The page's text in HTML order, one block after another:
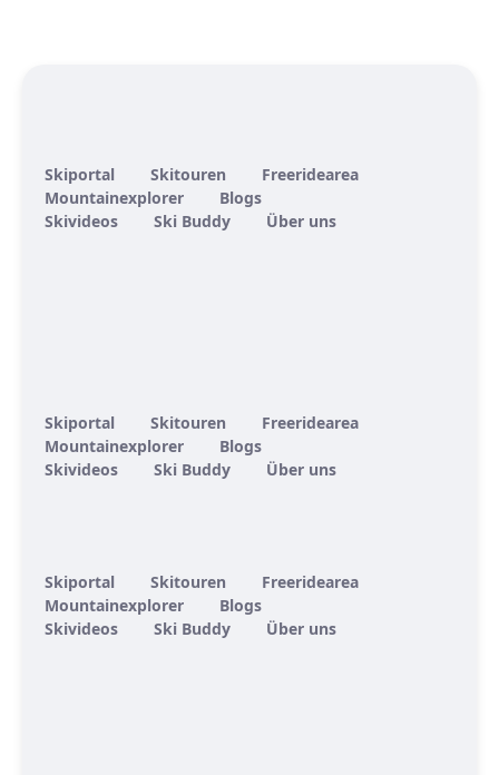
Skiportal Skitouren
Freeridearea
Mountainexplorer
Blogs
Skivideos
Ski Buddy Über uns
Skiportal Skitouren
Freeridearea
Mountainexplorer
Blogs
Skivideos
Ski Buddy Über uns
Skiportal Skitouren
Freeridearea
Mountainexplorer
Blogs
Skivideos
Ski Buddy Über uns